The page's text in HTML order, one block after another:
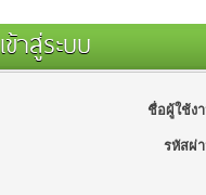
เข้าสู่ระบบ
ชื่อผู้ใช้ง
รหัสผ่